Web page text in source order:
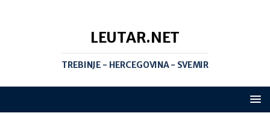
LEUTAR.NET
TREBINJE - HERCEGOVINA - SVEMIR